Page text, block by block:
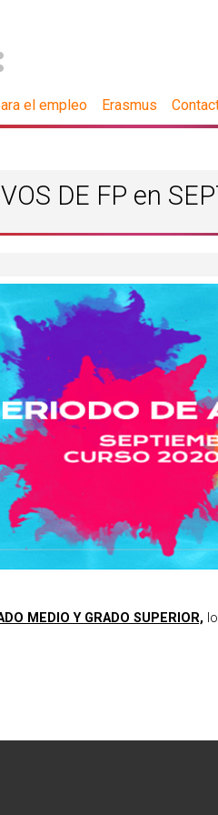
el empleo Erasmus
DE FP en
MEDIO Y GRADO SUPERIOR,